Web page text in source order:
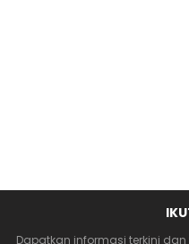
Dapatkan informasi terkini